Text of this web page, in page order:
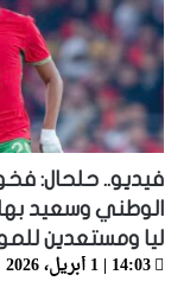
فيديو.. حلحال:
الوطني وسعيد
ليا ومستعدين
14:03 | 1 أبريل، 2026